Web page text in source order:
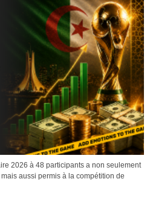
2026 à 48 participants a non seulement
aussi permis à la compétition de